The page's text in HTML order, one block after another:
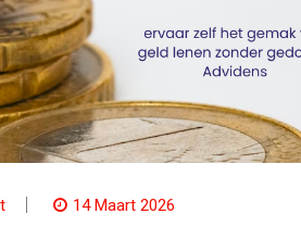
14 Maart 2026